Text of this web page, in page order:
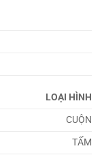
LOẠI HÌNH
CUỘN
TẤM